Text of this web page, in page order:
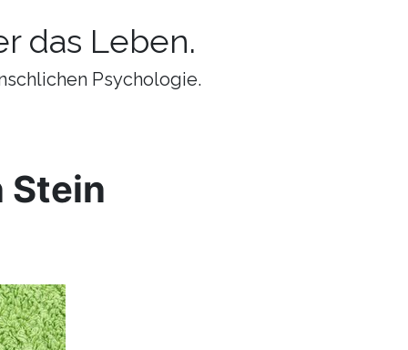
das Leben.
Psychologie.
Stein